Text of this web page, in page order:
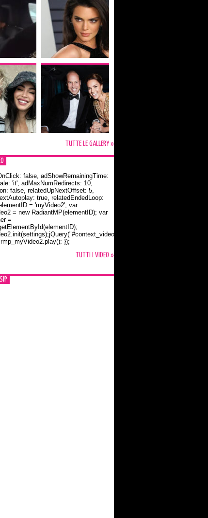
TUTTE LE GALLERY »
e la t-shirt dedicata a Flynn
false, adShowRemainingTime:
'it', adMaxNumRedirects: 10,
false, relatedUpNextOffset: 5,
true, relatedEndedLoop:
= 'myVideo2'; var
= new RadiantMP(elementID); var
=
});
TUTTI I VIDEO »